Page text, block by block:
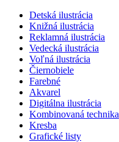
Detská ilustrácia
Knižná ilustrácia
Reklamná ilustrácia
Vedecká ilustrácia
Voľná ilustrácia
Čiernobiele
Farebné
Akvarel
Digitálna ilustrácia
Kombinovaná technika
Kresba
Grafické listy